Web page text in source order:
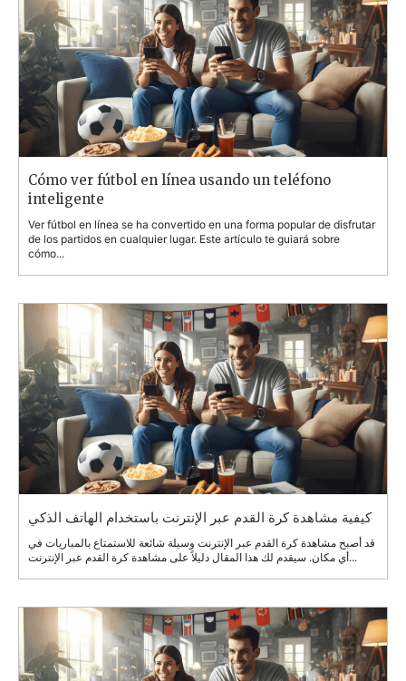
Cómo ver fútbol en línea usando un teléfono
inteligente
Ver fútbol en línea se ha convertido en una forma popular de disfrutar
de los partidos en cualquier lugar. Este artículo te guiará sobre
cómo...
كيفية مشاهدة كرة القدم عبر الإنترنت باستخدام الهاتف الذكي
قد أصبح مشاهدة كرة القدم عبر الإنترنت وسيلة شائعة للاستمتاع بالمباريات في
أي مكان. سيقدم لك هذا المقال دليلاً على مشاهدة كرة القدم عبر الإنترنت...